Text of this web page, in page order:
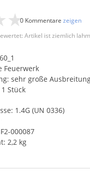
Artikel ist ziemlich lahm
0 Kommentare zeigen
Feuerwerk
sehr große
Stück
1.4G (UN 0336)
000087
2,2 kg